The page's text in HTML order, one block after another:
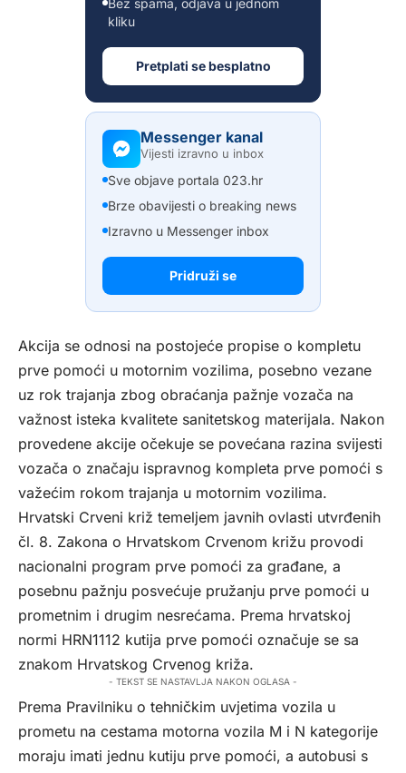
Bez spama, odjava u jednom
kliku
Pretplati se besplatno
Messenger kanal
Vijesti izravno u inbox
Sve objave portala 023.hr
Brze obavijesti o breaking news
Izravno u Messenger inbox
Pridruži se
Akcija se odnosi na postojeće propise o kompletu
prve pomoći u motornim vozilima, posebno vezane
uz rok trajanja zbog obraćanja pažnje vozača na
važnost isteka kvalitete sanitetskog materijala. Nakon
provedene akcije očekuje se povećana razina svijesti
vozača o značaju ispravnog kompleta prve pomoći s
važećim rokom trajanja u motornim vozilima.
Hrvatski Crveni križ temeljem javnih ovlasti utvrđenih
čl. 8. Zakona o Hrvatskom Crvenom križu provodi
nacionalni program prve pomoći za građane, a
posebnu pažnju posvećuje pružanju prve pomoći u
prometnim i drugim nesrećama. Prema hrvatskoj
normi HRN1112 kutija prve pomoći označuje se sa
znakom Hrvatskog Crvenog križa.
- TEKST SE NASTAVLJA NAKON OGLASA -
Prema Pravilniku o tehničkim uvjetima vozila u
prometu na cestama motorna vozila M i N kategorije
moraju imati jednu kutiju prve pomoći, a autobusi s